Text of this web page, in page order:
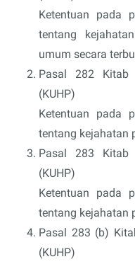
Ketentuan pada
tentang
umum secara
Pasal 282 Kitab
(KUHP)
Ketentuan pada
tentang kejahatan
Pasal 283 Kitab
(KUHP)
Ketentuan pada
tentang kejahatan
Pasal 283 (b)
(KUHP)